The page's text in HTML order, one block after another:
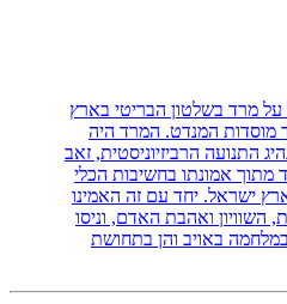
האצ"ל על מרד בשלטון הבריטי בארץ
מוסדות המנדט. המרד היה
התנועה הרביזיוניסטית, זאב
מתוך אמונתו בחשיבות הכלי
ישראל. יחד עם זה האמינו
השוויון ואהבת האדם, וניסו
באויב והן בתחושת